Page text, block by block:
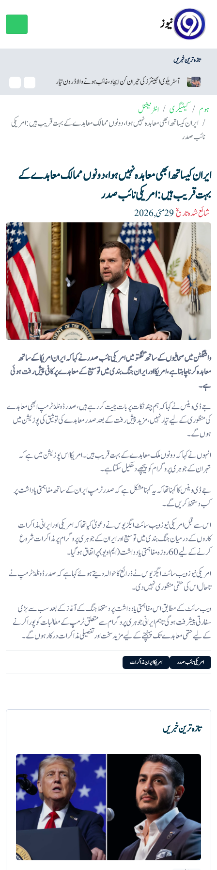
نیوز
تازہ ترین خبریں
انجینئرز کی حیران کن ایجاد، غائب ہونے والا ڈرون تیار سام سنگ نے اینڈرائیڈ
ہوم کیٹیگری
انٹرنیشنل
ایران کیساتھ ابھی معاہدہ نہیں ہوا ، دونوں ممالک معاہدے کے بہت قریب ہیں: امریکی
نائب صدر
ایران کیساتھ ابھی معاہدہ نہیں ہوا ، دونوں ممالک معاہدے کے
بہت قریب ہیں: امریکی نائب صدر
شائع شدہ تاریخ
واشنگٹن میں صحافیوں کے ساتھ گفگتو میں امریکی نائب صدر نے کہا کہ ایران امریکاکے ساتھ
معاہدہ کرنا چاہتا ہے، امریکا اور ایران جنگ بندی میں توسیع کے معاہدے پر کافی پیش رفت ہوئی
ہے۔
جے ڈی وینس نے کہا کہ ہم چند نکات پر بات چیت کر رہے ہیں، صدر ڈونلڈ ٹرمپ ابھی معاہدے
کی منظوری کے لیے تیار نہیں، مزید پیش رفت کے بعد صدر معاہدے کی توثیق کی پوزیشن میں
ہوں گے۔
انہوں نےکہا کہ دونوں ملک معاہدے کے بہت قریب ہیں۔ امریکا اس پوزیشن میں ہے کہ
تہران کے جوہری پروگرام کو پیچھے دھکیل سکتا ہے۔
جے ڈی وینس کا کہنا تھا کہ یہ کہنا مشکل ہے کہ صدرٹرمپ ایران کے ساتھ مفاہمتی یاداشت پر
کب دستخط کریں گے۔
اس سے قبل امریکی نیوز ویب سائٹ ایگزیوس نے دعویٰ کیا تھا کہ امریکی اور ایرانی مذاکرات
کاروں کے درمیان جنگ بندی میں توسیع اور ایران کے جوہری پروگرام پر مذاکرات شروع
کرنے کے لیے 60 روزہ مفاہمتی یادداشت (ایم او یو) پر اتفاق ہو گیا۔
امریکی نیوز ویب سائٹ ایگزیوس نے ذرائع کا حوالہ دیتے ہوئے کہا ہے کہ صدر ڈونلڈ ٹرمپ نے
تاحال اس کی حتمی منظوری نہیں دی۔
ویب سائٹ کے مطابق اس مفاہمتی یادداشت پر دستخط جنگ کے آغاز کے بعد سب سے بڑی
سفارتی پیشرفت ہوگی تاہم ایرانی جوہری پروگرام سے متعلق ٹرمپ کے مطالبات کو پورا کرنے
کے لیے حتمی معاہدے تک پہنچنے کے لیے مزید سخت اور تفصیلی مذاکرات درکار ہوں گے۔
امریکی نائب صدر امریکا ایران مذاکرات
تازہ ترین خبریں